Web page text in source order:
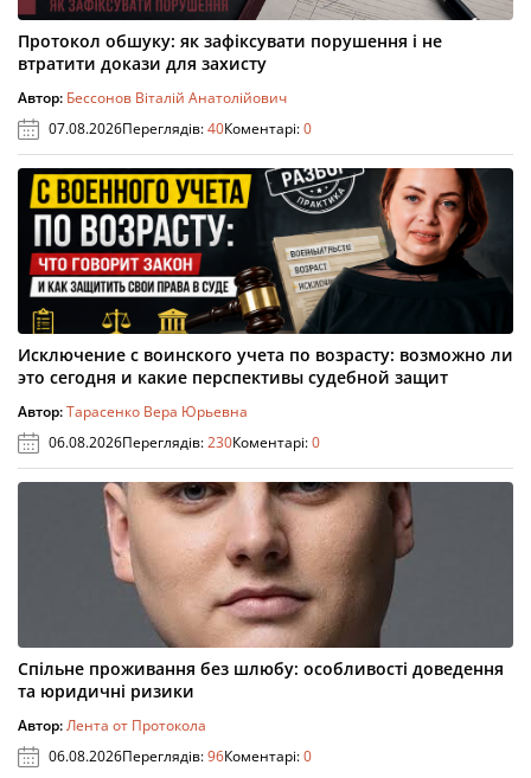
Протокол обшуку: як зафіксувати порушення і не
втратити докази для захисту
Автор: Бессонов Віталій Анатолійович
07.08.2026Переглядів:40Коментарі:0
Исключение с воинского учета по возрасту: возможно ли
это сегодня и какие перспективы судебной защит
Автор:Тарасенко Вера Юрьевна
06.08.2026Переглядів:230Коментарі:0
Спільне проживання без шлюбу: особливості доведення
та юридичні ризики
Автор:Лента от Протокола
06.08.2026Переглядів:96Коментарі:0